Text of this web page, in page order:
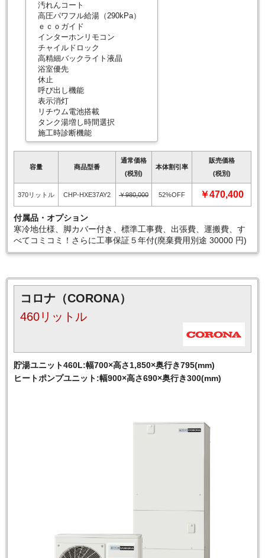
汚れんコート
高圧パワフル給湯（290kPa）
ｅｃｏガイド
インターホンリモコン
チャイルドロック
高精細バックライト液晶
浴室優先
休止
呼び出し機能
表示消灯
リチウム電池搭載
タンク湯増し時間選択
施工時診断機能
容量 商品型番
通常価格
(税別)
本体割引率
販売価格
(税別)
370リットル CHP-HXE37AY2 ￥980,000 52%OFF ￥470,400
付属品・オプション
寒冷地仕様、脚カバー付き、標準工事費、出張費、運搬費、す
べてコミコミ！さらに工事保証５年付(廃棄費用別途 30000 円)
コロナ（CORONA）
460リットル
貯湯ユニット460L:幅700×高さ1,850×奥行き795(mm)
ヒートポンプユニット:幅900×高さ690×奥行き300(mm)